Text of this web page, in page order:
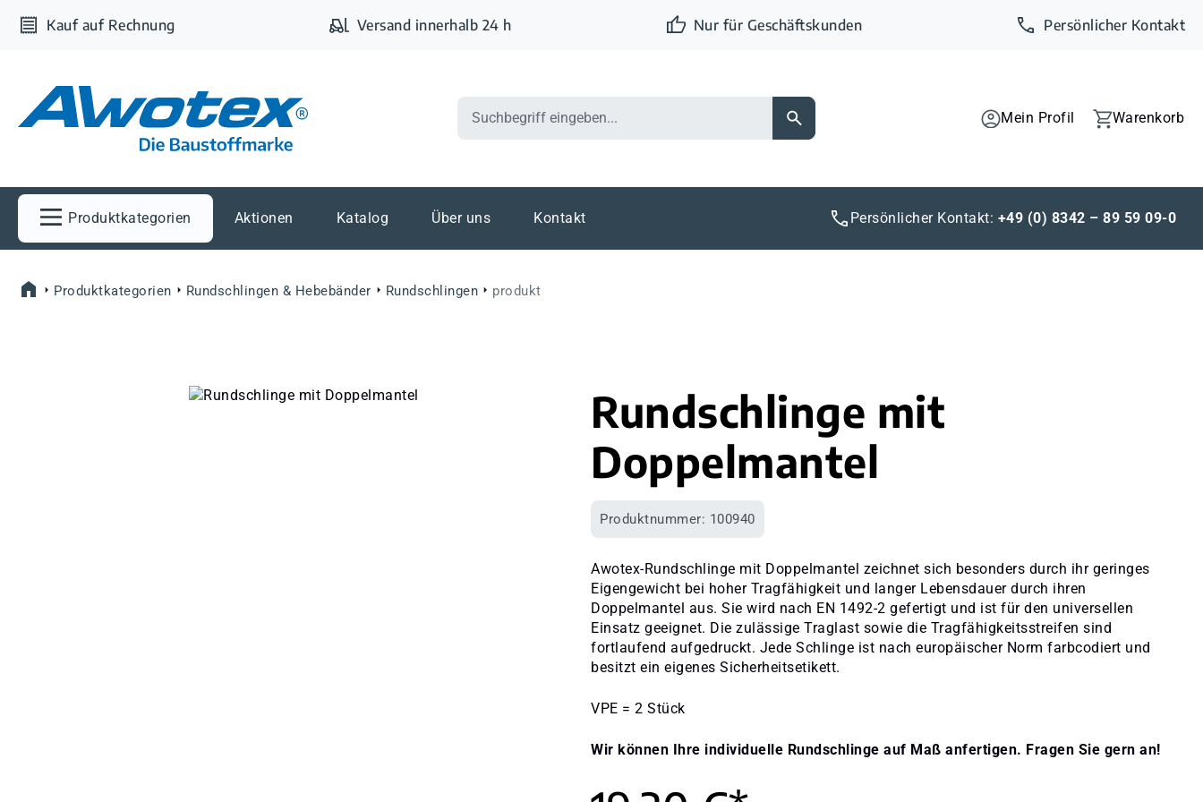
Hauptinhalt springen
Zur Suche springen
Zur Hauptnavigation springen
Kauf auf Rechnung Versand innerhalb 24 h Nur für Geschäftskunden Persönlicher Kontakt
Mein Profil Warenkorb
Produktkategorien Aktionen Katalog Über uns Kontakt Persönlicher Kontakt: +49 (0) 8342 – 89 59 09-0
Produktkategorien Rundschlingen & Hebebänder Rundschlingen produkt
Bildergalerie überspringen
Rundschlinge mit
Doppelmantel
Produktnummer: 100940
Awotex-Rundschlinge mit Doppelmantel zeichnet sich besonders durch ihr geringes
Eigengewicht bei hoher Tragfähigkeit und langer Lebensdauer durch ihren
Doppelmantel aus. Sie wird nach EN 1492-2 gefertigt und ist für den universellen
Einsatz geeignet. Die zulässige Traglast sowie die Tragfähigkeitsstreifen sind
fortlaufend aufgedruckt. Jede Schlinge ist nach europäischer Norm farbcodiert und
besitzt ein eigenes Sicherheitsetikett.
VPE = 2 Stück
Wir können Ihre individuelle Rundschlinge auf Maß anfertigen. Fragen Sie gern an!